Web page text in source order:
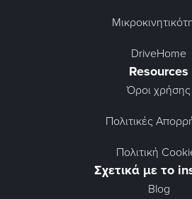
DriveHome
Resources
Όροι χρήσης
Πολιτικές
Πολιτική
Σχετικά με το
Blog